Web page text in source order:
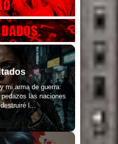
mi arma de guerra:
las naciones
l...